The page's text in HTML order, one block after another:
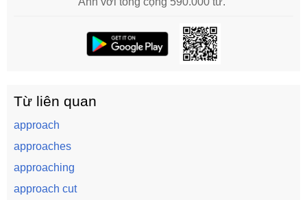
Từ liên quan
approach
approaches
approaching
approach cut